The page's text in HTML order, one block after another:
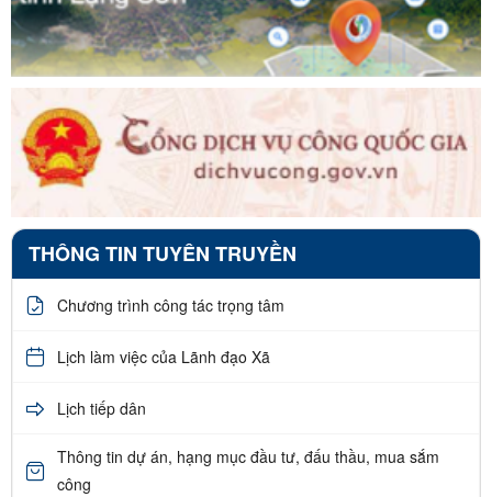
THÔNG TIN TUYÊN TRUYỀN
Chương trình công tác trọng tâm
Lịch làm việc của Lãnh đạo Xã
Lịch tiếp dân
Thông tin dự án, hạng mục đầu tư, đấu thầu, mua sắm
công